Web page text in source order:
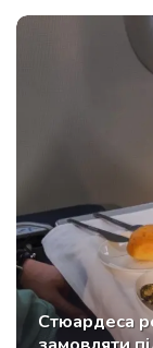
Стюардеса